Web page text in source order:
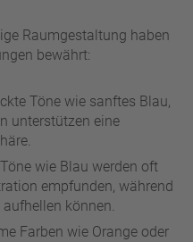
Raumgestaltung haben
bewährt:
Töne wie sanftes Blau,
unterstützen eine
wie Blau werden oft
empfunden, während
können.
Farben wie Orange oder